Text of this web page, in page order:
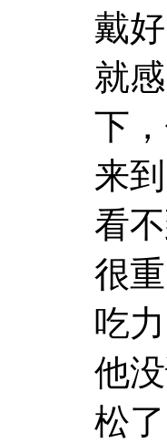
戴
就
下
来
看
很
吃
他
松了